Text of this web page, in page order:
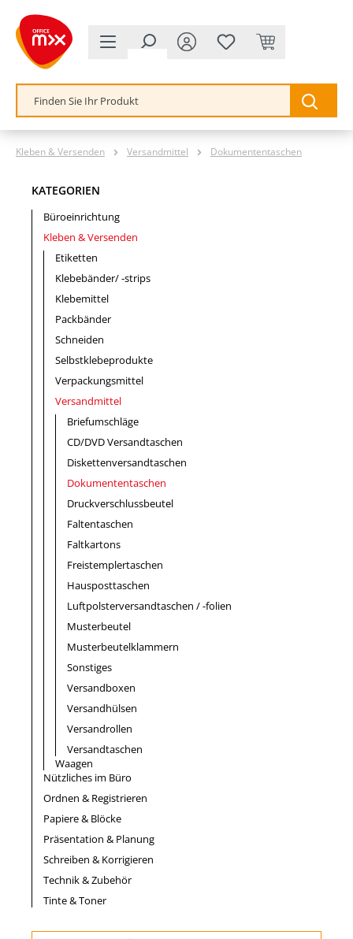
springen
Kleben & Versenden Versandmittel Dokumententaschen
KATEGORIEN
Büroeinrichtung
Kleben & Versenden
Etiketten
Klebebänder/ -strips
Klebemittel
Packbänder
Schneiden
Selbstklebeprodukte
Verpackungsmittel
Versandmittel
Briefumschläge
CD/DVD Versandtaschen
Diskettenversandtaschen
Dokumententaschen
Druckverschlussbeutel
Faltentaschen
Faltkartons
Freistemplertaschen
Hausposttaschen
Luftpolsterversandtaschen / -folien
Musterbeutel
Musterbeutelklammern
Sonstiges
Versandboxen
Versandhülsen
Versandrollen
Versandtaschen
Waagen
Nützliches im Büro
Ordnen & Registrieren
Papiere & Blöcke
Präsentation & Planung
Schreiben & Korrigieren
Technik & Zubehör
Tinte & Toner